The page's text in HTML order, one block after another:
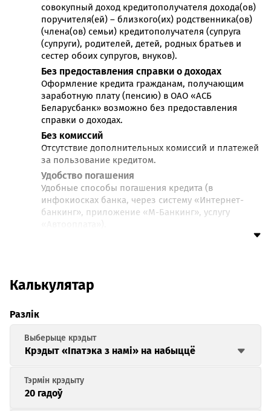
совокупный доход кредитополучателя дохода(ов)
поручителя(ей) – близкого(их) родственника(ов)
(члена(ов) семьи) кредитополучателя (супруга
(супруги), родителей, детей, родных братьев и
сестер обоих супругов, внуков).
Без предоставления справки о доходах
Оформление кредита гражданам, получающим
заработную плату (пенсию) в ОАО «АСБ
Беларусбанк» возможно без предоставления
справки о доходах.
Без комиссий
Отсутствие дополнительных комиссий и платежей
за пользование кредитом.
Удобство погашения
Удобные способы погашения кредита (в
инфокиосках банка, через систему «Интернет-
банкинг», приложение «М-Банкинг», услугу
Калькулятар
Разлік
Крэдыт «Іпатэка з намі» на набыццё